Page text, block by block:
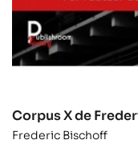
Corpus X de
Frederic Bischoff